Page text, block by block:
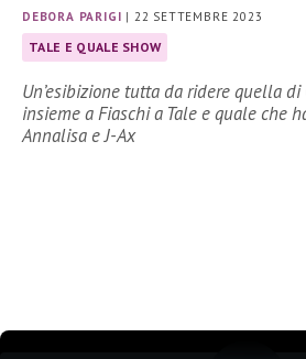
DEBORA PARIGI | 22 SETTEMBRE 2023
TALE E QUALE SHOW
Un’esibizione tutta da ridere quella
insieme a Fiaschi a Tale e quale che
Annalisa e J-Ax